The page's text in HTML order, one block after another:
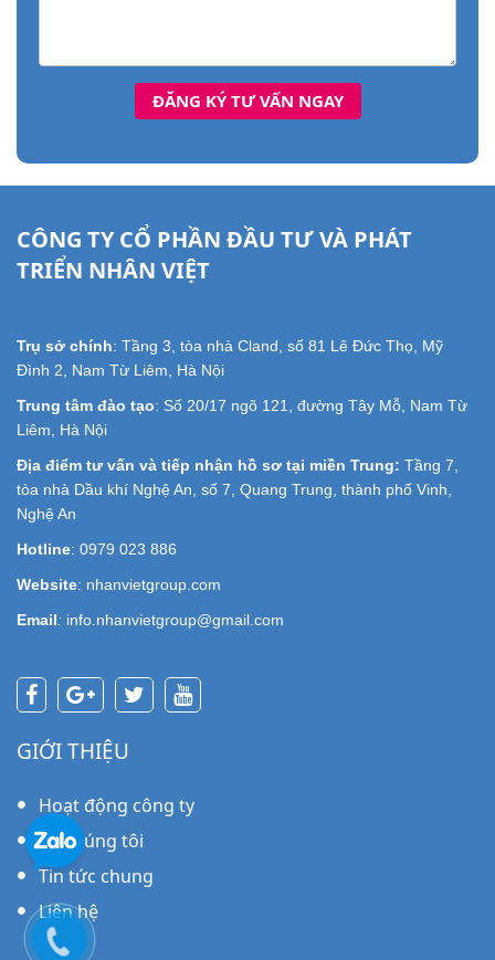
CÔNG TY CỔ PHẦN ĐẦU TƯ VÀ PHÁT
TRIỂN NHÂN VIỆT
Trụ sở chính: Tầng 3, tòa nhà Cland, số 81 Lê Đức Thọ, Mỹ
Đình 2, Nam Từ Liêm, Hà Nội
Trung tâm đào tạo: Số 20/17 ngõ 121, đường Tây Mỗ, Nam Từ
Liêm, Hà Nội
Địa điểm tư vấn và tiếp nhận hồ sơ tại miền Trung: Tầng 7,
tòa nhà Dầu khí Nghệ An, số 7, Quang Trung, thành phố Vinh,
Nghệ An
Hotline: 0979 023 886
Website: nhanvietgroup.com
Email: info.nhanvietgroup@gmail.com
GIỚI THIỆU
Hoạt động công ty
Về chúng tôi
Tin tức chung
Liên hệ